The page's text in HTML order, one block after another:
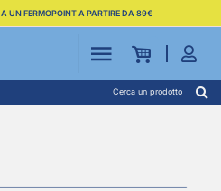
A UN FERMOPOINT A PARTIRE DA 89€
Cerca un prodotto